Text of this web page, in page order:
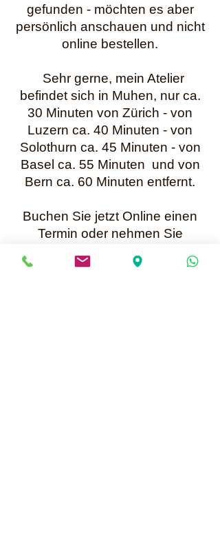
gefunden - möchten es aber
persönlich anschauen und nicht
online bestellen.
Sehr gerne, mein Atelier
befindet sich in Muhen, nur ca.
30 Minuten von Zürich - von
Luzern ca. 40 Minuten - von
Solothurn ca. 45 Minuten - von
Basel ca. 55 Minuten und von
Bern ca. 60 Minuten entfernt.
Buchen Sie jetzt Online einen
Termin oder nehmen Sie
Kontakt mit mir auf.